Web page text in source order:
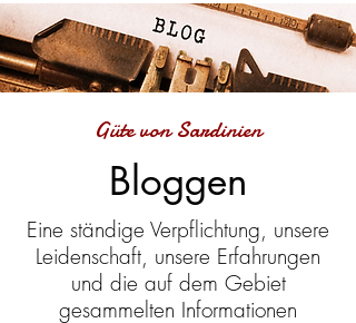
Güte von Sardinien
Bloggen
Eine ständige Verpflichtung, unsere
Leidenschaft, unsere Erfahrungen
und die auf dem Gebiet
gesammelten Informationen